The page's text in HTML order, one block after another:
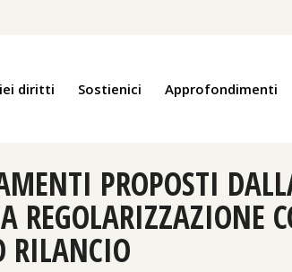
diritti Sostienici Approfondimenti
PROPOSTI
REGOLARIZZAZIONE
RILANCIO